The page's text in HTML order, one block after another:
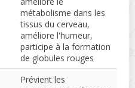
métabolisme dans les
tissus du cerveau,
améliore l'humeur,
participe à la formation
de globules rouges
Prévient les